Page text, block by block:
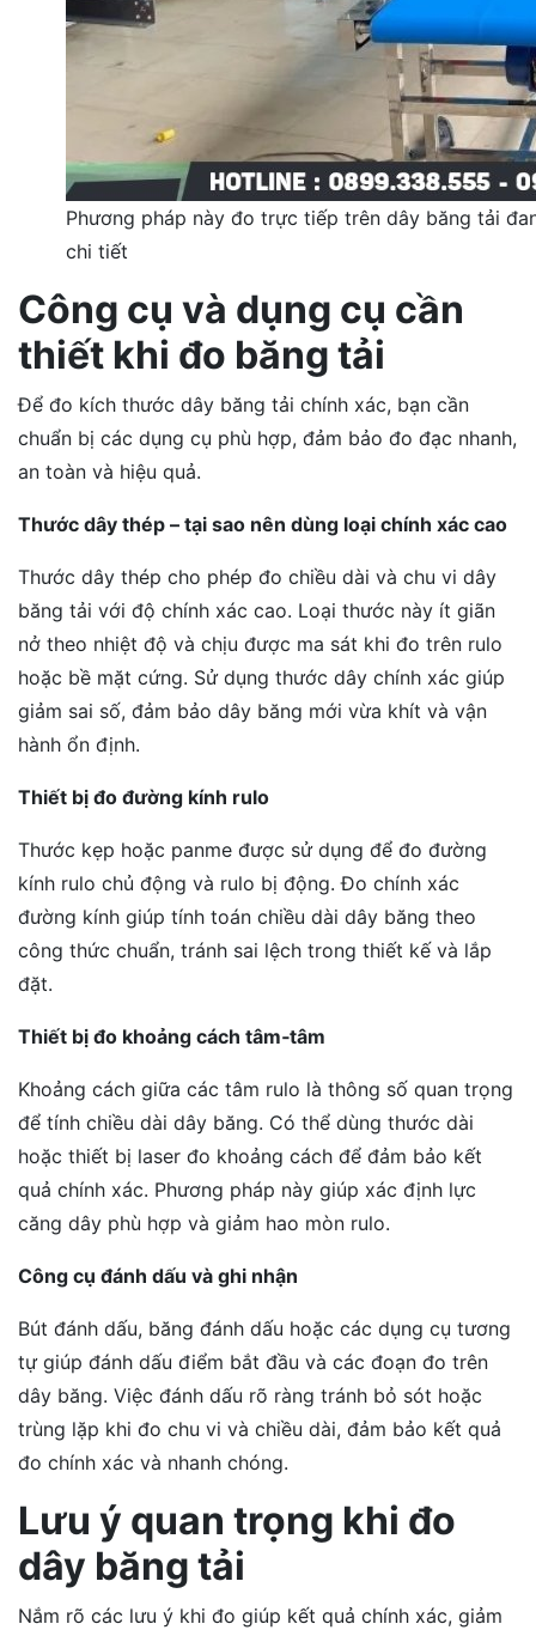
Phương pháp này đo trực tiếp trên dây băng tải
chi tiết
Công cụ và dụng cụ cần
thiết khi đo băng tải
Để đo kích thước dây băng tải chính xác, bạn cần
chuẩn bị các dụng cụ phù hợp, đảm bảo đo đạc nhanh,
an toàn và hiệu quả.
Thước dây thép – tại sao nên dùng loại chính xác cao
Thước dây thép cho phép đo chiều dài và chu vi dây
băng tải với độ chính xác cao. Loại thước này ít giãn
nở theo nhiệt độ và chịu được ma sát khi đo trên rulo
hoặc bề mặt cứng. Sử dụng thước dây chính xác giúp
giảm sai số, đảm bảo dây băng mới vừa khít và vận
hành ổn định.
Thiết bị đo đường kính rulo
Thước kẹp hoặc panme được sử dụng để đo đường
kính rulo chủ động và rulo bị động. Đo chính xác
đường kính giúp tính toán chiều dài dây băng theo
công thức chuẩn, tránh sai lệch trong thiết kế và lắp
đặt.
Thiết bị đo khoảng cách tâm‑tâm
Khoảng cách giữa các tâm rulo là thông số quan trọng
để tính chiều dài dây băng. Có thể dùng thước dài
hoặc thiết bị laser đo khoảng cách để đảm bảo kết
quả chính xác. Phương pháp này giúp xác định lực
căng dây phù hợp và giảm hao mòn rulo.
Công cụ đánh dấu và ghi nhận
Bút đánh dấu, băng đánh dấu hoặc các dụng cụ tương
tự giúp đánh dấu điểm bắt đầu và các đoạn đo trên
dây băng. Việc đánh dấu rõ ràng tránh bỏ sót hoặc
trùng lặp khi đo chu vi và chiều dài, đảm bảo kết quả
đo chính xác và nhanh chóng.
Lưu ý quan trọng khi đo
dây băng tải
Nắm rõ các lưu ý khi đo giúp kết quả chính xác, giảm